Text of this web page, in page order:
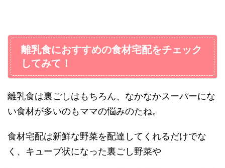
離乳食におすすめの食材宅配をチェック
してみて！
離乳食は裏ごしはもちろん、なかなかスーパーにな
い食材が多いのもママの悩みのたね。
食材宅配は新鮮な野菜を配達してくれるだけでな
く、キューブ状になった裏ごし野菜や